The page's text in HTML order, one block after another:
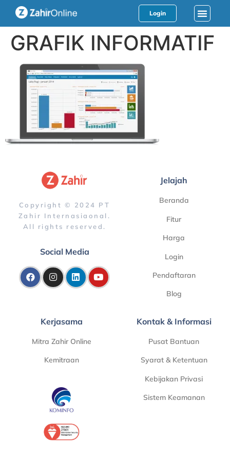
Login
GRAFIK INFORMATIF
Copyright © 2024 PT
Zahir Internasiaonal.
All rights reserved.
Social Media
Jelajah
Beranda
Fitur
Harga
Login
Pendaftaran
Blog
Kerjasama
Mitra Zahir Online
Kemitraan
Kontak & Informasi
Pusat Bantuan
Syarat & Ketentuan
Kebijakan Privasi
Sistem Keamanan